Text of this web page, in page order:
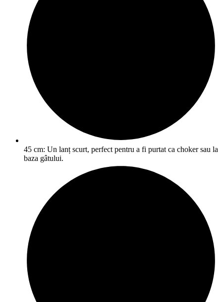
45 cm: Un lanț scurt, perfect pentru a fi purtat ca choker sau la
baza gâtului.